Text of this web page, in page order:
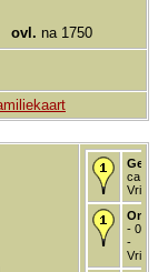
ovl. na 1750
ca.
- 09
-